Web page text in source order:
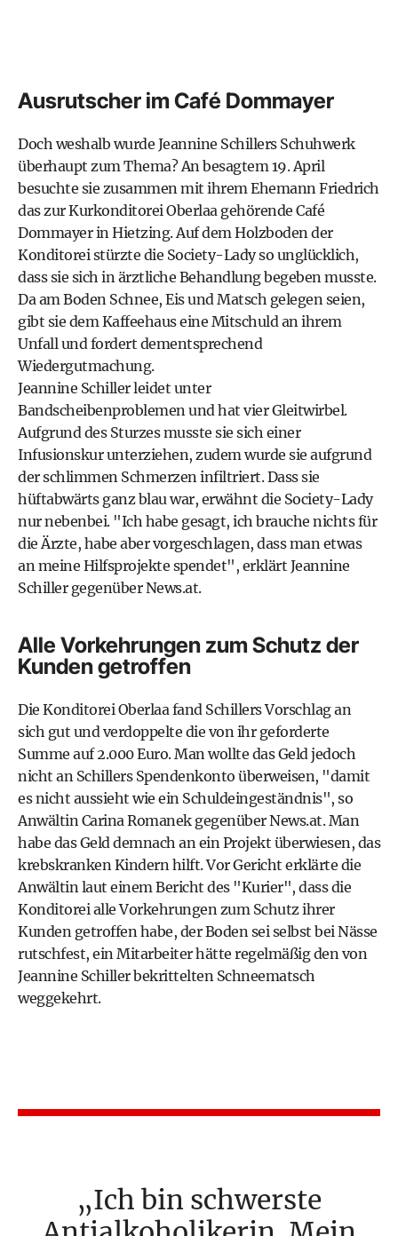
Ausrutscher im Café Dommayer
Doch weshalb wurde Jeannine Schillers Schuhwerk
überhaupt zum Thema? An besagtem 19. April
besuchte sie zusammen mit ihrem Ehemann Friedrich
das zur Kurkonditorei Oberlaa gehörende Café
Dommayer in Hietzing. Auf dem Holzboden der
Konditorei stürzte die Society-Lady so unglücklich,
dass sie sich in ärztliche Behandlung begeben musste.
Da am Boden Schnee, Eis und Matsch gelegen seien,
gibt sie dem Kaffeehaus eine Mitschuld an ihrem
Unfall und fordert dementsprechend
Wiedergutmachung.
Jeannine Schiller leidet unter
Bandscheibenproblemen und hat vier Gleitwirbel.
Aufgrund des Sturzes musste sie sich einer
Infusionskur unterziehen, zudem wurde sie aufgrund
der schlimmen Schmerzen infiltriert. Dass sie
hüftabwärts ganz blau war, erwähnt die Society-Lady
nur nebenbei. "Ich habe gesagt, ich brauche nichts für
die Ärzte, habe aber vorgeschlagen, dass man etwas
an meine Hilfsprojekte spendet", erklärt Jeannine
Schiller gegenüber News.at.
Alle Vorkehrungen zum Schutz der
Kunden getroffen
Die Konditorei Oberlaa fand Schillers Vorschlag an
sich gut und verdoppelte die von ihr geforderte
Summe auf 2.000 Euro. Man wollte das Geld jedoch
nicht an Schillers Spendenkonto überweisen, "damit
es nicht aussieht wie ein Schuldeingeständnis", so
Anwältin Carina Romanek gegenüber News.at. Man
habe das Geld demnach an ein Projekt überwiesen, das
krebskranken Kindern hilft. Vor Gericht erklärte die
Anwältin laut einem Bericht des "Kurier", dass die
Konditorei alle Vorkehrungen zum Schutz ihrer
Kunden getroffen habe, der Boden sei selbst bei Nässe
rutschfest, ein Mitarbeiter hätte regelmäßig den von
Jeannine Schiller bekrittelten Schneematsch
weggekehrt.
Ich bin schwerste